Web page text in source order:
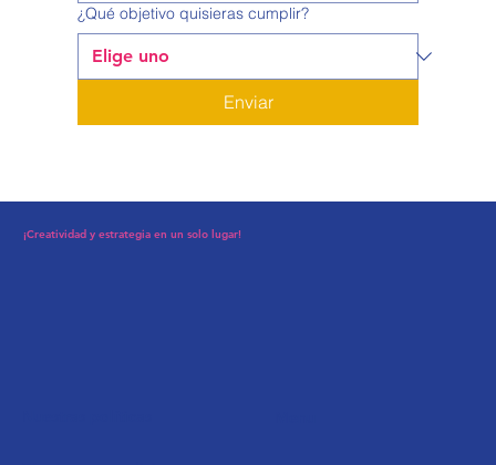
¿Qué objetivo quisieras cumplir?
Enviar
¡Creatividad y estrategia en un solo lugar!